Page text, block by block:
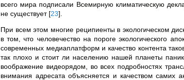
всего мира подписали Всемирную климатическую
не существует [23]
При всем этом многие реципиенты в экологическом
в том, что человечество на пороге экологического
современных медиаплатформ и качество контента
так плохо и стоит ли населению нашей планеты
воображение видеорядом, во всех подробностях
внимания адресата объясняется и качеством самих